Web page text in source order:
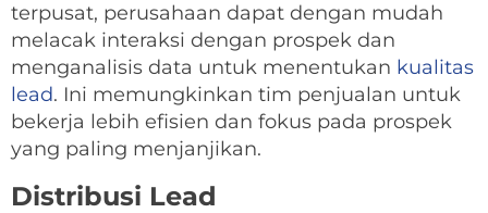
terpusat, perusahaan dapat dengan mudah
melacak interaksi dengan prospek dan
menganalisis data untuk menentukan kualitas
lead. Ini memungkinkan tim penjualan untuk
bekerja lebih efisien dan fokus pada prospek
yang paling menjanjikan.
Distribusi Lead